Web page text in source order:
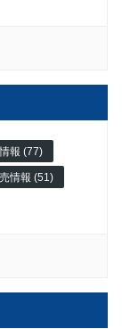
報 (77)
情報 (51)